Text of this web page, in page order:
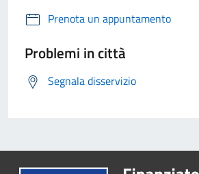
Prenota un appuntamento
Problemi in città
Segnala disservizio